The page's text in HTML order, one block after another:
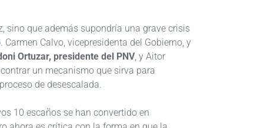
sino que además supondría una grave crisis
. Carmen Calvo, vicepresidenta del Gobierno, y
Ortuzar, presidente del PNV, y Aitor
un mecanismo que sirva para
de desescalada.
10 escaños se han convertido en